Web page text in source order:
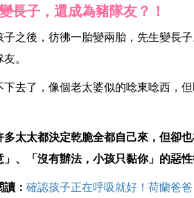
長子，還成為豬隊友？！
子之後，彷彿一胎變兩胎，先生變長
。
下去了，像個老太婆似的唸東唸西，
多太太都決定乾脆全都自己來，但卻
」、「沒有辦法，小孩只黏你」的惡
： 確認孩子正在呼吸就好！荷蘭爸